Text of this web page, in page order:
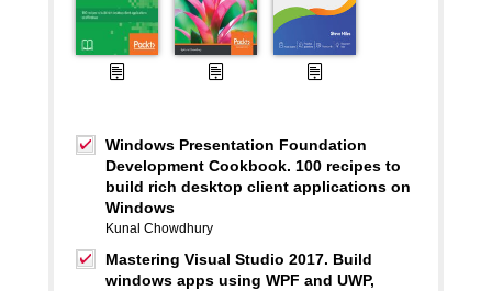
Windows Presentation Foundation
Development Cookbook. 100 recipes to
build rich desktop client applications on
Windows
Kunal Chowdhury
Mastering Visual Studio 2017. Build
windows apps using WPF and UWP,